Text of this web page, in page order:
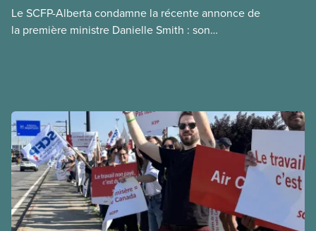
environnementales, le rôle du secteur privé dans
l’intensification de ces conséquences et les
Le SCFP-Alberta condamne la récente annonce de
la première ministre Danielle Smith : son